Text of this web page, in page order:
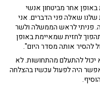
אחר מביטחון אנשי
שאלה פני הדברים. אני
פניתי לראש הממשלה ולשר
לחזית שמאיימת באופן
להסיר אותה מסדר היום".
יכול להתעלם מהתחושות. לא
היה לפעול עכשיו בהצלחה